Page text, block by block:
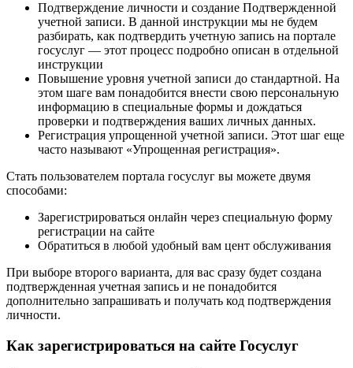
Подтверждение личности и создание Подтвержденной
учетной записи. В данной инструкции мы не будем
разбирать, как подтвердить учетную запись на портале
госуслуг — этот процесс подробно описан в отдельной
инструкции
Повышение уровня учетной записи до стандартной. На
этом шаге вам понадобится внести свою персональную
информацию в специальные формы и дождаться
проверки и подтверждения ваших личных данных.
Регистрация упрощенной учетной записи. Этот шаг еще
часто называют «Упрощенная регистрация».
Стать пользователем портала госуслуг вы можете двумя
способами:
Зарегистрироваться онлайн через специальную форму
регистрации на сайте
Обратиться в любой удобный вам цент обслуживания
При выборе второго варианта, для вас сразу будет создана
подтвержденная учетная запись и не понадобится
дополнительно запрашивать и получать код подтверждения
личности.
Как зарегистрироваться на сайте Госуслуг